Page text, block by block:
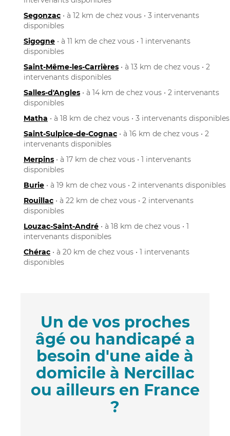
Segonzac • à 12 km de chez vous • 3 intervenants
disponibles
Sigogne • à 11 km de chez vous • 1 intervenants
disponibles
Saint-Même-les-Carrières • à 13 km de chez vous • 2
intervenants disponibles
Salles-d'Angles • à 14 km de chez vous • 2 intervenants
disponibles
Matha • à 18 km de chez vous • 3 intervenants disponibles
Saint-Sulpice-de-Cognac • à 16 km de chez vous • 2
intervenants disponibles
Merpins • à 17 km de chez vous • 1 intervenants
disponibles
Burie • à 19 km de chez vous • 2 intervenants disponibles
Rouillac • à 22 km de chez vous • 2 intervenants
disponibles
Louzac-Saint-André • à 18 km de chez vous • 1
intervenants disponibles
Chérac • à 20 km de chez vous • 1 intervenants
disponibles
Un de vos proches
âgé ou handicapé a
besoin d'une aide à
domicile à Nercillac
ou ailleurs en France
?